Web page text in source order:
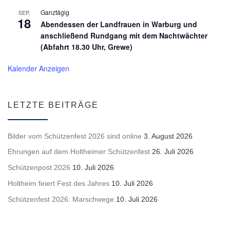
SEP.
18
Ganztägig
Abendessen der Landfrauen in Warburg und
anschließend Rundgang mit dem Nachtwächter
(Abfahrt 18.30 Uhr, Grewe)
Kalender Anzeigen
LETZTE BEITRÄGE
Bilder vom Schützenfest 2026 sind online 3. August 2026
Ehrungen auf dem Holtheimer Schützenfest 26. Juli 2026
Schützenpost 2026 10. Juli 2026
Holtheim feiert Fest des Jahres 10. Juli 2026
Schützenfest 2026: Marschwege 10. Juli 2026